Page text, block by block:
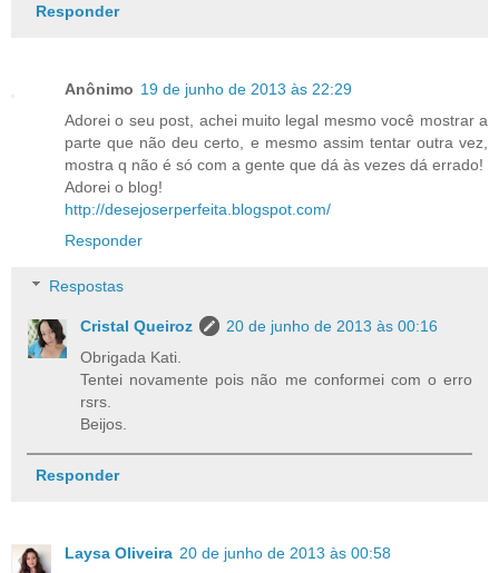
Responder
Anônimo 19 de junho de 2013 às 22:29
Adorei o seu post, achei muito legal mesmo você mostrar a
parte que não deu certo, e mesmo assim tentar outra vez,
mostra q não é só com a gente que dá às vezes dá errado!
Adorei o blog!
http://desejoserperfeita.blogspot.com/
Responder
Respostas
Cristal Queiroz
20 de junho de 2013 às 00:16
Obrigada Kati.
Tentei novamente pois não me conformei com o erro
rsrs.
Beijos.
Responder
Laysa Oliveira 20 de junho de 2013 às 00:58